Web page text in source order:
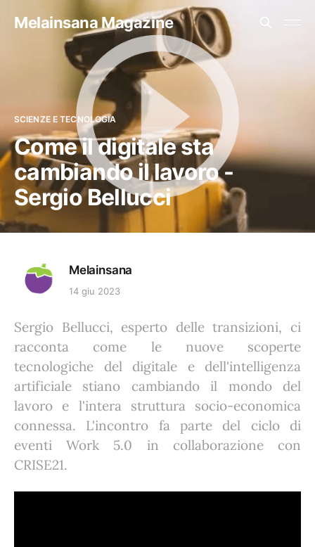
Melainsana Magazine
SCIENZE E TECNOLOGIA
Come il digitale sta
cambiando il lavoro -
Sergio Bellucci
Melainsana
14 giu 2023
Sergio Bellucci, esperto delle transizioni, ci
racconta come le nuove scoperte
tecnologiche del digitale e dell'intelligenza
artificiale stiano cambiando il mondo del
lavoro e l'intera struttura socio-economica
connessa. L'incontro fa parte del ciclo di
eventi Work 5.0 in collaborazione con
CRISE21.